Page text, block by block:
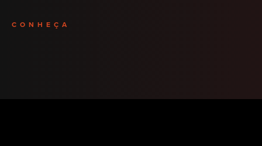
CONHEÇA